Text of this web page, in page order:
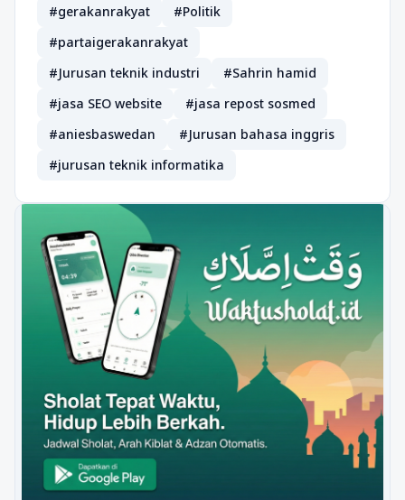
#gerakanrakyat
#Politik
#partaigerakanrakyat
#Jurusan teknik industri
#Sahrin hamid
#jasa SEO website
#jasa repost sosmed
#aniesbaswedan
#Jurusan bahasa inggris
#jurusan teknik informatika